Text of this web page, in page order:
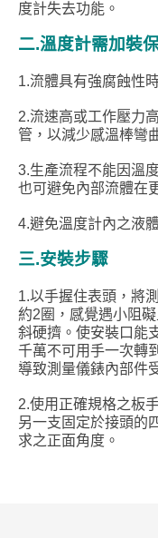
度計失去功能。
二.溫度計需加裝
1.流體具有強腐蝕性
2.流速高或工作壓力
管，以減少感溫棒彎
3.生產流程不能因溫
也可避免內部流體在
4.避免溫度計內之液
三.安裝步驟
1.以手握住表頭，將
約2圈，感覺遇小阻
斜硬擠。使安裝口能
千萬不可用手一次轉
導致測量儀錶內部件
2.使用正確規格之板
另一支固定於接頭的
求之正面角度。